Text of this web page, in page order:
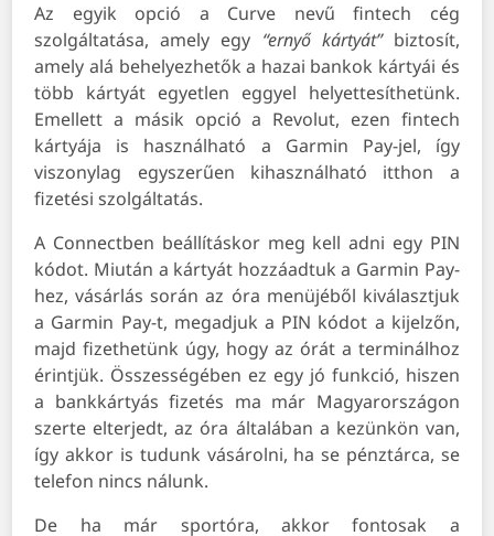
Az egyik opció a Curve nevű fintech cég
szolgáltatása, amely egy “ernyő kártyát”biztosít,
amely alá behelyezhetők a hazai bankok kártyái és
több kártyát egyetlen eggyel helyettesíthetünk.
Emellett a másik opció a Revolut, ezen fintech
kártyája is használható a Garmin Pay-jel, így
viszonylag egyszerűen kihasználható itthon a
fizetési szolgáltatás.
A Connectben beállításkor meg kell adni egy PIN
kódot. Miután a kártyát hozzáadtuk a Garmin Pay-
hez, vásárlás során az óra menüjéből kiválasztjuk
a Garmin Pay-t, megadjuk a PIN kódot a kijelzőn,
majd fizethetünk úgy, hogy az órát a terminálhoz
érintjük. Összességében ez egy jó funkció, hiszen
a bankkártyás fizetés ma már Magyarországon
szerte elterjedt, az óra általában a kezünkön van,
így akkor is tudunk vásárolni, ha se pénztárca, se
telefon nincs nálunk.
De ha már sportóra, akkor fontosak a